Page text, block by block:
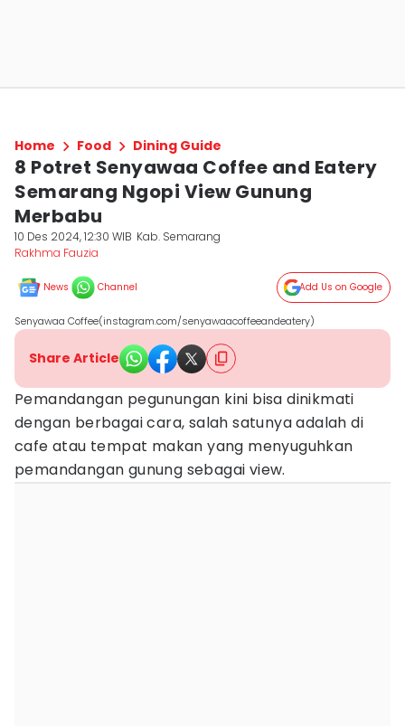
Home Food Dining Guide
8 Potret Senyawaa Coffee and Eatery
Semarang Ngopi View Gunung
Merbabu
10 Des 2024, 12:30 WIB Kab. Semarang
Rakhma Fauzia
News Channel Add Us on Google
Senyawaa Coffee(instagram.com/senyawaacoffeeandeatery)
Share Article
Pemandangan pegunungan kini bisa dinikmati
dengan berbagai cara, salah satunya adalah di
cafe atau tempat makan yang menyuguhkan
pemandangan gunung sebagai view.